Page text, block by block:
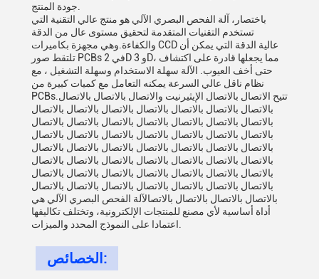
باختصار، آلة الفحص البصري الآلي هو منتج عالي التقنية التي
تستخدم التقنيات المتقدمة لتحقيق مستوى عال من الدقة
والكفاءة.وهي مجهزة بكاميرات CCD عالية الدقة التي يمكن أن
تلتقط صور PCBs في 2D و 3D، مما يجعلها قادرة على اكتشاف
حتى أخف العيوب. الآلة سهلة الاستخدام وسهلة التشغيل ، مع
نظام ناقل عالي السرعة يمكنه التعامل مع كميات كبيرة من
PCBs.تتيح الاتصال بالاتصال الإيثيرنيت والاتصال بالاتصال بالاتصال
بالاتصال بالاتصال بالاتصال بالاتصال بالاتصال بالاتصال بالاتصال
بالاتصال بالاتصال بالاتصال بالاتصال بالاتصال بالاتصال بالاتصال
بالاتصال بالاتصال بالاتصال بالاتصال بالاتصال بالاتصال بالاتصال
بالاتصال بالاتصال بالاتصال بالاتصال بالاتصال بالاتصال بالاتصال
بالاتصال بالاتصال بالاتصال بالاتصال بالاتصال بالاتصال بالاتصال
بالاتصال بالاتصال بالاتصال بالاتصال بالاتصال بالاتصال بالاتصال
بالاتصال بالاتصال بالاتصال بالاتصال بالاتصال بالاتصال بالاتصال
بالاتصال بالاتصال بالاتصال بالاتصالآلة الفحص البصري الآلي هي
أداة أساسية لأي مصنع للمنتجات الإلكترونية، وتختلف تكاليفها
الخصائص: